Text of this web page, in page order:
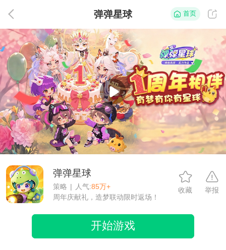
弹弹星球 首页
弹弹星球
策略 | 人气:85万+
周年庆献礼，造梦联动限时返场！
收藏 举报
开始游戏